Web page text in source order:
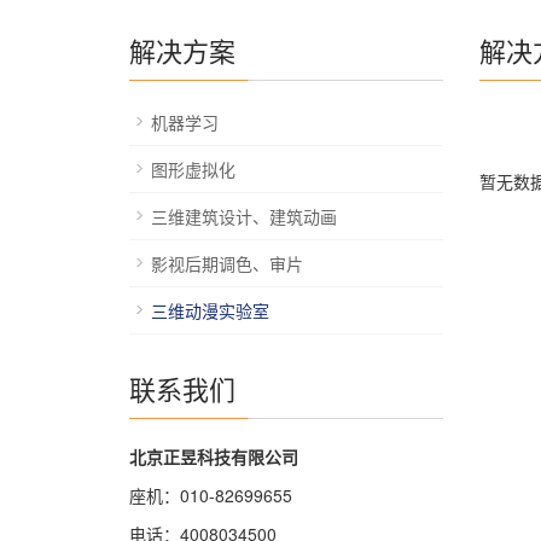
解决
暂无数
解决方案
机器学习
图形虚拟化
三维建筑设计、建筑动画
影视后期调色、审片
三维动漫实验室
联系我们
北京正昱科技有限公司
座机：010-82699655
电话：4008034500